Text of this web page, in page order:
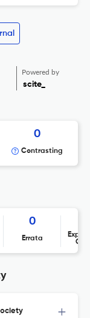
Powered by
scite_
0
Contrasting
0
Errata